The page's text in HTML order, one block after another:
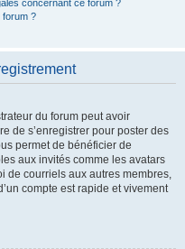
concernant ce forum ?
forum ?
du forum peut avoir
de s’enregistrer pour poster des
permet de bénéficier de
aux invités comme les avatars
de courriels aux autres membres,
compte est rapide et vivement